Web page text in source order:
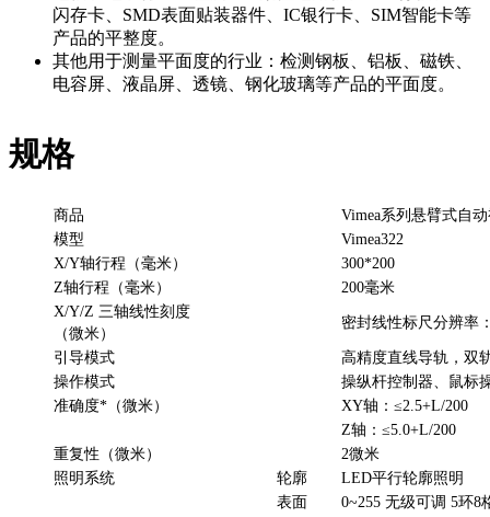
闪存卡、SMD表面贴装器件、IC银行卡、SIM智能卡等
产品的平整度。
其他用于测量平面度的行业：检测钢板、铝板、磁铁、
电容屏、液晶屏、透镜、钢化玻璃等产品的平面度。
规格
商品
Vimea系列悬臂式自
模型
Vimea322
X/Y轴行程（毫米）
300*200
Z轴行程（毫米）
200毫米
X/Y/Z 三轴线性刻度
（微米）
密封线性标尺分辨率
引导模式
高精度直线导轨，双
操作模式
操纵杆控制器、鼠标
准确度*（微米）
XY轴：≤2.5+L/200
Z轴：≤5.0+L/200
重复性（微米）
2微米
照明系统
轮廓
LED平行轮廓照明
表面
0~255 无级可调 5环8